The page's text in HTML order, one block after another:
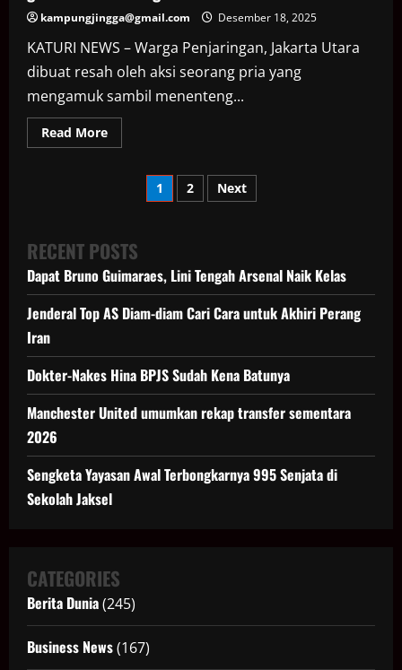
kampungjingga@gmail.com Desember 18, 2025
KATURI NEWS – Warga Penjaringan, Jakarta Utara
dibuat resah oleh aksi seorang pria yang
mengamuk sambil menenteng...
Read MoreRead
more
Ngamuk
Ternyata
Gara-
gara
Narkoba
Hilang
Paginasi
1 2 Next
RECENT POSTS
Dapat Bruno Guimaraes, Lini Tengah Arsenal Naik Kelas
Jenderal Top AS Diam-diam Cari Cara untuk Akhiri Perang
Iran
Dokter-Nakes Hina BPJS Sudah Kena Batunya
Manchester United umumkan rekap transfer sementara
2026
Sengketa Yayasan Awal Terbongkarnya 995 Senjata di
Sekolah Jaksel
CATEGORIES
Berita Dunia(245)
Business News(167)